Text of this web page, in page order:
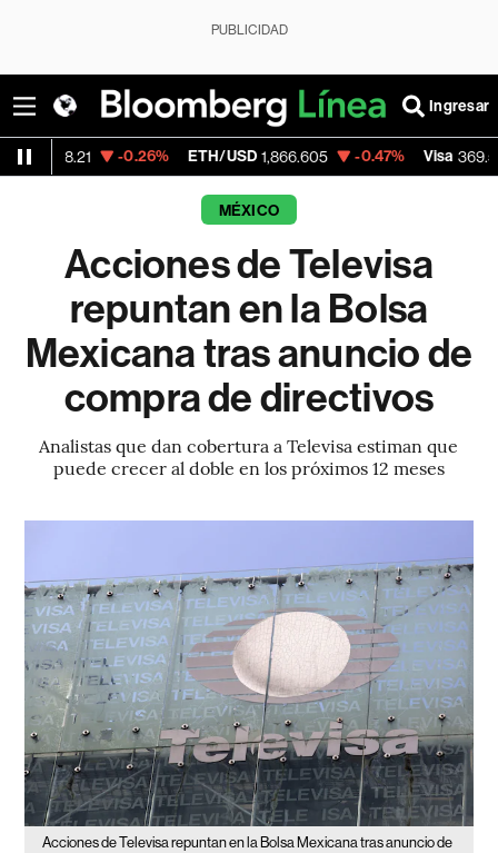
PUBLICIDAD
Ingresar
-0.26% ETH/USD 1,866.605 -0.47% Visa 369.59
MÉXICO
Acciones de Televisa
repuntan en la Bolsa
Mexicana tras anuncio de
compra de directivos
Analistas que dan cobertura a Televisa estiman que
puede crecer al doble en los próximos 12 meses
Acciones de Televisa repuntan en la Bolsa Mexicana tras anuncio de